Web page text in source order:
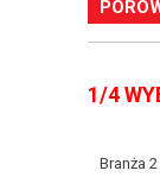
1/4
Branża 2